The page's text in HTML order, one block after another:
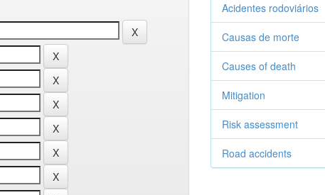
Acidentes rodoviários
Causas de morte
Causes of death
Mitigation
Risk assessment
Road accidents